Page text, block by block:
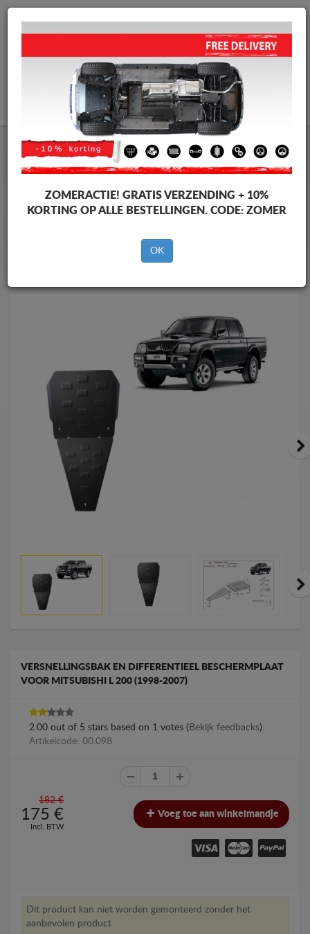
info@motorbeschermplaat.com
WINKELWAGEN
Motor Beschermplaat Motor Beschermplaat Mitsubishi
Motor Beschermplaat
L200
Merken
Merken
Terug naar de catalogus
VERSNELLINGSBAK EN DIFFERENTIEEL BESCHERMPLAAT
VOOR MITSUBISHI L 200 (1998-2007)
2.00 out of 5 stars based on 1 votes ( Bekijk feedbacks).
Artikelcode: 00.098
182 €
175 €
Incl. BTW
Voeg toe aan winkelmandje
Dit product kan niet worden gemonteerd zonder het
aanbevolen product
ZOMERACTIE! GRATIS VERZENDING + 10%
KORTING OP ALLE BESTELLINGEN. CODE: ZOMER
OK